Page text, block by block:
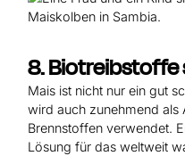
8. Biotreibstoffe
Mais ist nicht nur ein gut
wird auch zunehmend als
Brennstoffen verwendet.
Lösung für das weltweit